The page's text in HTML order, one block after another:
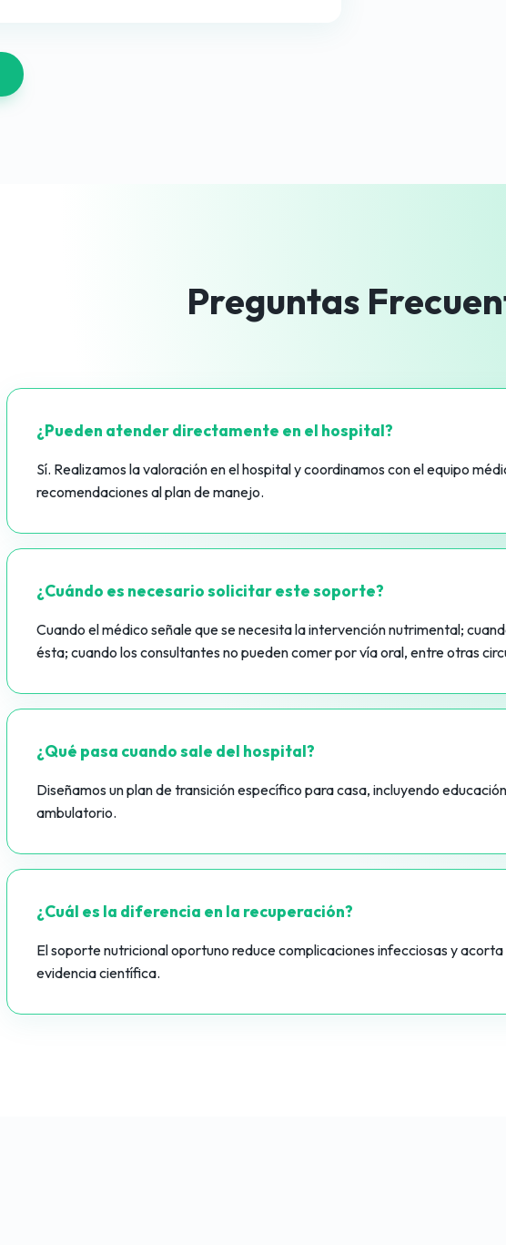
Preguntas
¿Pueden atender directamente en el hospital?
Sí. Realizamos la valoración en el hospital y coordinamos con el equipo
recomendaciones al plan de manejo.
¿Cuándo es necesario solicitar este soporte?
Cuando el médico señale que se necesita la intervención nutrimental;
ésta; cuando los consultantes no pueden comer por vía oral, entre otras
¿Qué pasa cuando sale del hospital?
Diseñamos un plan de transición específico para casa, incluyendo
ambulatorio.
¿Cuál es la diferencia en la recuperación?
El soporte nutricional oportuno reduce complicaciones infecciosas y
evidencia científica.